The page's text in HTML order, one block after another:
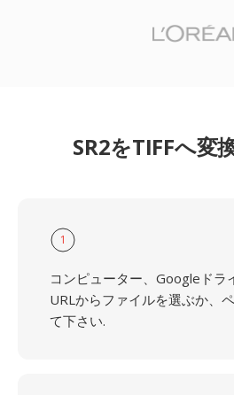
SR2をTIFFへ変
1
コンピューター、Googleドラ
URLからファイルを選ぶか、
て下さい.